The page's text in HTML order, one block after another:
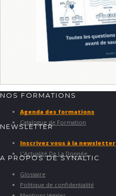
NOS FORMATIONS
Agenda des formations
Catalogue de Formation
NEWSLETTER
Inscrivez vous à la newsletter
L’Actualité De La Donnée
A PROPOS DE SYNALTIC
Glossaire
Politique de confidentialité